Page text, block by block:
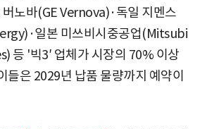
버노바(GE Vernova)·독일 지멘스
일본 미쓰비시중공업(Mitsubi
등 '빅3′ 업체가 시장의 70% 이상
들은 2029년 납품 물량까지 예약이